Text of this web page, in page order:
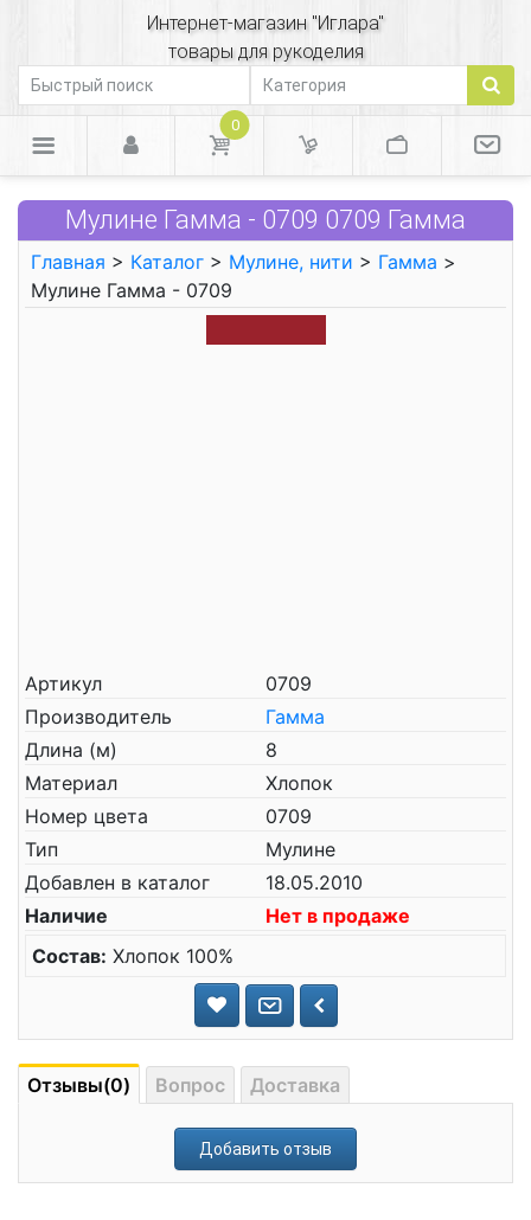
Интернет-магазин "Иглара"
товары для рукоделия
0
Мулине Гамма - 0709 0709 Гамма
Главная > Каталог > Мулине, нити > Гамма >
Мулине Гамма - 0709
Артикул
0709
Производитель
Гамма
Длина (м)
8
Материал
Хлопок
Номер цвета
0709
Тип
Мулине
Добавлен в каталог
18.05.2010
Наличие
Нет в продаже
Состав: Хлопок 100%
Отзывы(0) Вопрос Доставка
Добавить отзыв